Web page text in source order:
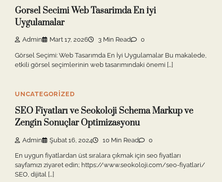
Gorsel Secimi Web Tasarimda En İyi
Uygulamalar
Admin Mart 17, 2026 3 Min Read 0
Görsel Seçimi: Web Tasarımda En İyi Uygulamalar Bu makalede,
etkili görsel seçimlerinin web tasarımındaki önemi […]
UNCATEGORIZED
SEO Fiyatları ve Seokoloji Schema Markup ve
Zengin Sonuçlar Optimizasyonu
Admin Şubat 16, 2024 10 Min Read 0
En uygun fiyatlardan üst sıralara çıkmak için seo fiyatları
sayfamızı ziyaret edin; https://www.seokoloji.com/seo-fiyatlari/
SEO, dijital […]